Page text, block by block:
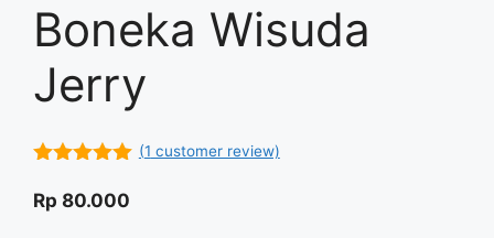
Boneka Wisuda
Jerry
5
(1 customer review)
Rp 80.000